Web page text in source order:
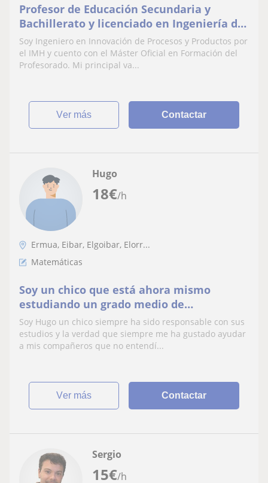
Profesor de Educación Secundaria y
Bachillerato y licenciado en Ingeniería de
Innovación imparte clases a niños de
todas la edades
Soy Ingeniero en Innovación de Procesos y Productos por
el IMH y cuento con el Máster Oficial en Formación del
Profesorado. Mi principal va...
ver más Contactar
18€/h
Hugo
Ermua, Eibar, Elgoibar, Elorr...
Matemáticas
Soy un chico que está ahora mismo
estudiando un grado medio de
administración me considero responsable
siempre intento ayudar
Soy Hugo un chico siempre ha sido responsable con sus
estudios y la verdad que siempre me ha gustado ayudar
a mis compañeros que no entendí...
ver más Contactar
15€/h
Sergio